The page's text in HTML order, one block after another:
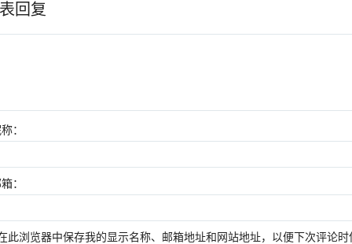
回复
：
：
此浏览器中保存我的显示名称、邮箱地址和网站地址，以便下次评论时